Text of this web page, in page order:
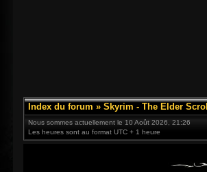
Index du forum » Skyrim - The Elder
Nous sommes actuellement le 10 Août 2026, 21:26
Les heures sont au format UTC + 1 heure